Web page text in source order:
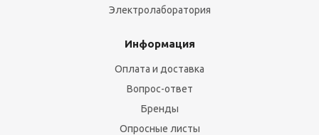
Электролаборатория
Информация
Оплата и доставка
Вопрос-ответ
Бренды
Опросные листы